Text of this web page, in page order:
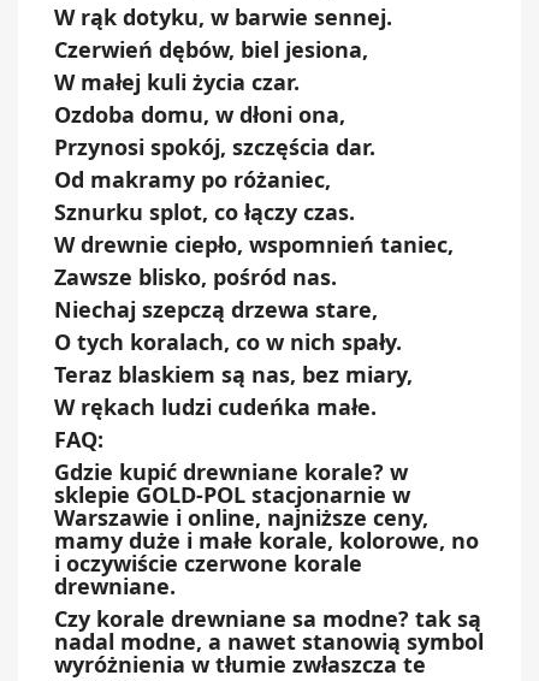
W rąk dotyku, w barwie sennej.
Czerwień dębów, biel jesiona,
W małej kuli życia czar.
Ozdoba domu, w dłoni ona,
Przynosi spokój, szczęścia dar.
Od makramy po różaniec,
Sznurku splot, co łączy czas.
W drewnie ciepło, wspomnień taniec,
Zawsze blisko, pośród nas.
Niechaj szepczą drzewa stare,
O tych koralach, co w nich spały.
Teraz blaskiem są nas, bez miary,
W rękach ludzi cudeńka małe.
FAQ:
Gdzie kupić drewniane korale? w
sklepie GOLD-POL stacjonarnie w
Warszawie i online, najniższe ceny,
mamy duże i małe korale, kolorowe, no
i oczywiście czerwone korale
drewniane.
Czy korale drewniane sa modne? tak są
nadal modne, a nawet stanowią symbol
wyróżnienia w tłumie zwłaszcza te